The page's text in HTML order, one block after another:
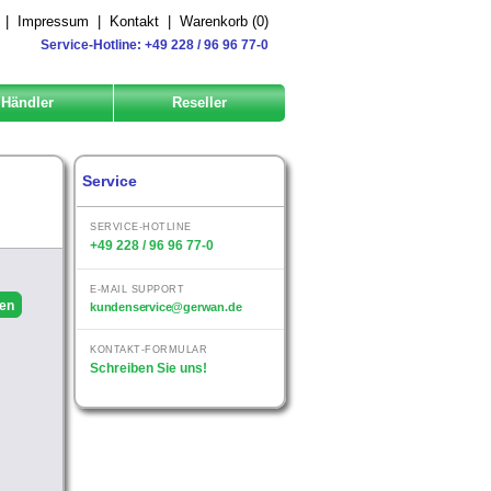
Impressum Kontakt Warenkorb (0)
Service-Hotline: +49 228 / 96 96 77-0
Händler Reseller
Service
SERVICE-HOTLINE
+49 228 / 96 96 77-0
E-MAIL SUPPORT
kundenservice@gerwan.de
KONTAKT-FORMULAR
Schreiben Sie uns!